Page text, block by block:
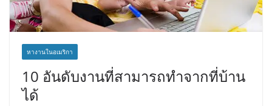
หางานในอเมริกา
10 อันดับงานที่สามารถทำจากที่บ้าน
ได้